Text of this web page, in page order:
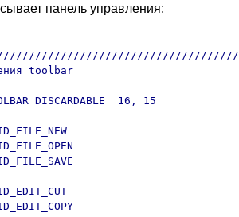
панель управления:
toolbar
DISCARDABLE  16, 15